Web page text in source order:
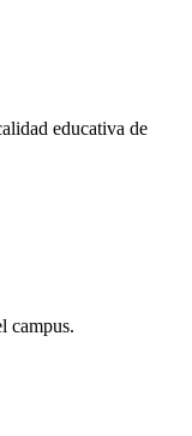
educativa de
campus.